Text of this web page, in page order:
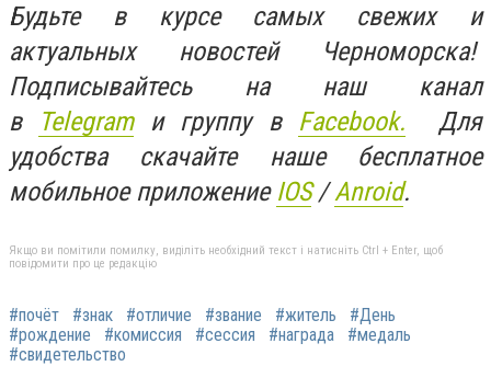
Будьте в курсе самых свежих и
актуальных новостей Черноморска!
Подписывайтесь на наш канал
в
Telegramи группу в Facebook. Для
удобства скачайте наше бесплатное
мобильное приложение IOS/Anroid.
Якщо ви помітили помилку, виділіть необхідний текст і натисніть Ctrl + Enter, щоб
повідомити про це редакцію
#почёт #знак #отличие #звание #житель
#День
#рождение
#комиссия #сессия #награда
#медаль
#свидетельство